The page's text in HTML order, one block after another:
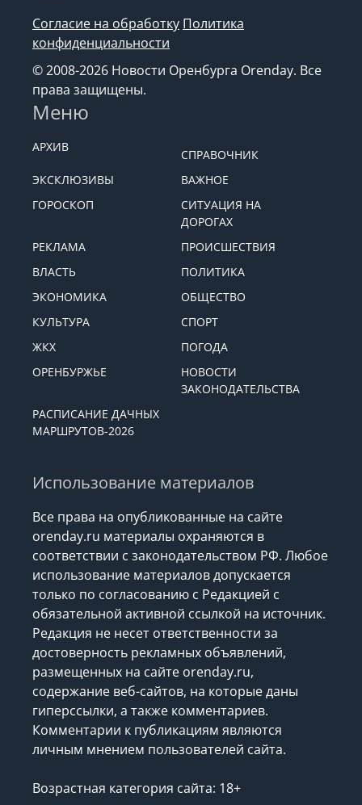
Согласие на обработку Политика
конфиденциальности
© 2008-2026 Новости Оренбурга Orenday. Все
права защищены.
Меню
АРХИВ
СПРАВОЧНИК
ЭКСКЛЮЗИВЫ
ВАЖНОЕ
ГОРОСКОП
СИТУАЦИЯ НА
ДОРОГАХ
РЕКЛАМА
ПРОИСШЕСТВИЯ
ВЛАСТЬ
ПОЛИТИКА
ЭКОНОМИКА
ОБЩЕСТВО
КУЛЬТУРА
СПОРТ
ЖКХ
ПОГОДА
ОРЕНБУРЖЬЕ
НОВОСТИ
ЗАКОНОДАТЕЛЬСТВА
РАСПИСАНИЕ ДАЧНЫХ
МАРШРУТОВ-2026
Использование материалов
Все права на опубликованные на сайте
orenday.ru материалы охраняются в
соответствии с законодательством РФ. Любое
использование материалов допускается
только по согласованию с Редакцией с
обязательной активной ссылкой на источник.
Редакция не несет ответственности за
достоверность рекламных объявлений,
размещенных на сайте orenday.ru,
содержание веб-сайтов, на которые даны
гиперссылки, а также комментариев.
Комментарии к публикациям являются
личным мнением пользователей сайта.
Возрастная категория сайта: 18+